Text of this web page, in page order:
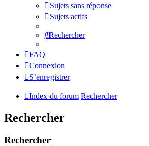
Sujets sans réponse
Sujets actifs
Rechercher
FAQ
Connexion
S’enregistrer
Index du forum Rechercher
Rechercher
Rechercher